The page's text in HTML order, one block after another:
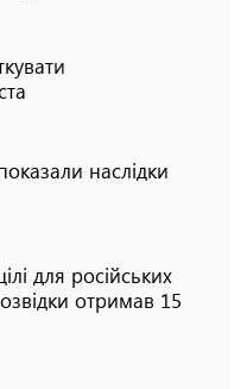
наслідки
для російських
отримав 15